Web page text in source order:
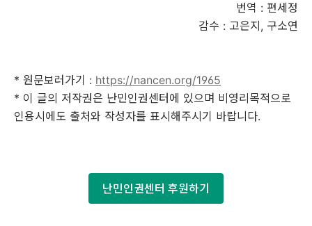
번역 : 편세정
감수 : 고은지, 구소연
* 원문보러가기 : https://nancen.org/1965
* 이 글의 저작권은 난민인권센터에 있으며 비영리목적으로
인용시에도 출처와 작성자를 표시해주시기 바랍니다.
난민인권센터 후원하기